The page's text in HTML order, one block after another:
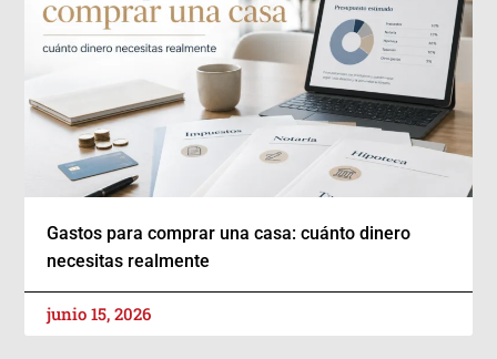
Gastos para comprar una casa: cuánto dinero
necesitas realmente
junio 15, 2026